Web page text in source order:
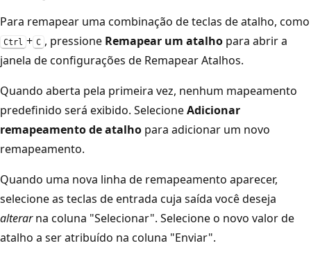
Para remapear uma combinação de teclas de atalho, como
Ctrl + C , pressione Remapear um atalho para abrir a
janela de configurações de Remapear Atalhos.
Quando aberta pela primeira vez, nenhum mapeamento
predefinido será exibido. SelecioneAdicionar
remapeamento de atalho para adicionar um novo
remapeamento.
Quando uma nova linha de remapeamento aparecer,
selecione as teclas de entrada cuja saída você deseja
alterarna coluna "Selecionar". Selecione o novo valor de
atalho a ser atribuído na coluna "Enviar".